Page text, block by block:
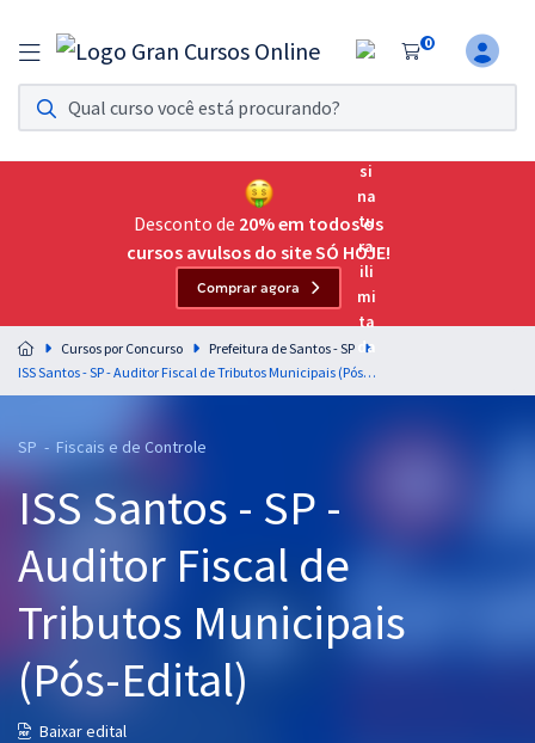
0
Assinatura Ilimitada 11
Acesso a todos os cursos. Teste grátis por 7 dias!
Assinatura OAB Até Passar
Acesso ilimitado a toda preparação para o Exame da
Residências Multiprofissionais
Preparação completa e intensiva para as principais
residências em saúde do Brasil
Cursos 20% OFF
Pós
Graduação
OAB
Desconto de 20% em todos os
cursos avulsos do site SÓ HOJE!
Comprar agora
Cursos por Concurso
Prefeitura de Santos - SP
ISS Santos - SP - Auditor Fiscal de Tributos Municipais (Pós-Edital)
SP - Fiscais e de Controle
ISS Santos - SP -
Auditor Fiscal de
Tributos Municipais
(Pós-Edital)
Baixar edital